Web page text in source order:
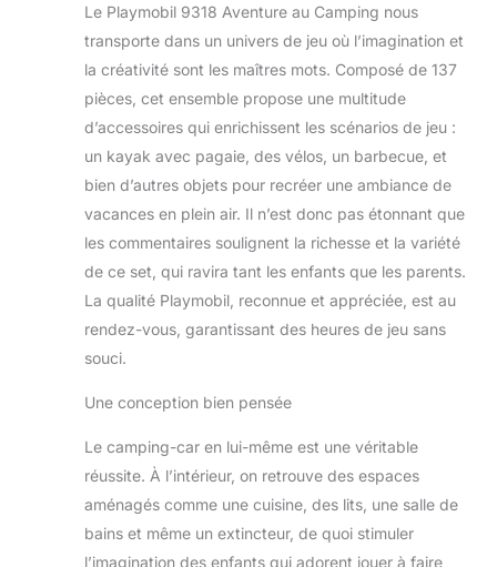
camping-car
Le Playmobil 9318 Aventure au Camping nous
transporte dans un univers de jeu où l’imagination et
la créativité sont les maîtres mots. Composé de 137
pièces, cet ensemble propose une multitude
d’accessoires qui enrichissent les scénarios de jeu :
un kayak avec pagaie, des vélos, un barbecue, et
bien d’autres objets pour recréer une ambiance de
vacances en plein air. Il n’est donc pas étonnant que
les commentaires soulignent la richesse et la variété
de ce set, qui ravira tant les enfants que les parents.
La qualité Playmobil, reconnue et appréciée, est au
rendez-vous, garantissant des heures de jeu sans
souci.
Une conception bien pensée
Le camping-car en lui-même est une véritable
réussite. À l’intérieur, on retrouve des espaces
aménagés comme une cuisine, des lits, une salle de
bains et même un extincteur, de quoi stimuler
l’imagination des enfants qui adorent jouer à faire